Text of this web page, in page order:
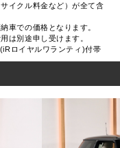
イクル料金など）が全て含
車での価格となります。
は別途申し受けます。
ロイヤルワランティ)付帯